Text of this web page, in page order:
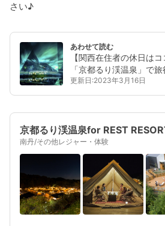
さい♪
あわせて読む
【関西在住者の休日はコ
「京都るり渓温泉」で
ズ☆
更新日:2023年3月16日
京都るり渓温泉for REST
南丹/その他レジャー・体験